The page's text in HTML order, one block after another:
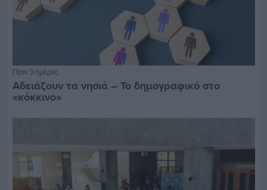
Πριν 3 ημέρες
Αδειάζουν τα νησιά – Το δημογραφικό στο
«κόκκινο»